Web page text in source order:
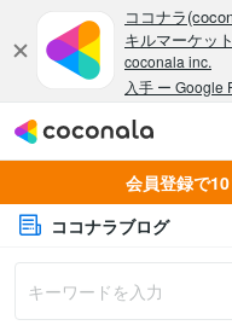
会員登録で
ココナラブログ